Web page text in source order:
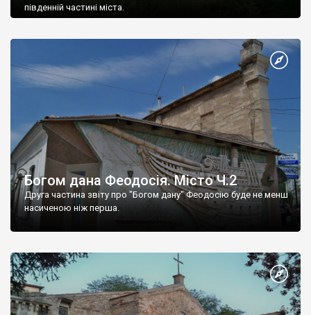
південній частині міста.
Богом дана Феодосія. Місто Ч.2
Друга частина звіту про "Богом дану" Феодосію буде не менш
насиченою ніж перша.